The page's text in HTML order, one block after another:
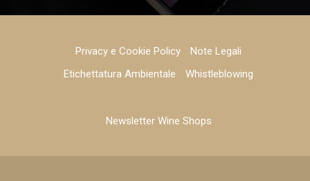
Privacy e Cookie Policy
Note Legali
Etichettatura Ambientale
Whistleblowing
Newsletter Wine Shops